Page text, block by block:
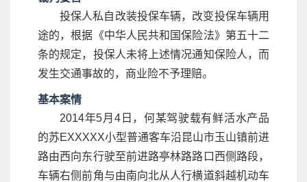
投保人私自改装投保车辆，改变投保车辆用
途的，根据《中华人民共和国保险法》第五十二
条的规定，投保人未将上述情况通知保险人，而
发生交通事故的，商业险不予理赔。
基本案情
2014年5月4日，何某驾驶载有鲜活水产品
的苏EXXXXX小型普通客车沿昆山市玉山镇前进
路由西向东行驶至前进路亭林路路口西侧路段，
车辆右侧前角与由南向北从人行横道斜越机动车